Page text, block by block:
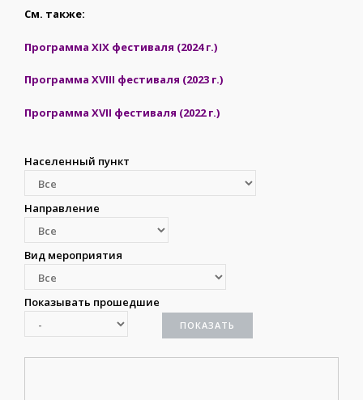
См. также:
Программа XIX фестиваля (2024 г.)
Программа XVIII фестиваля (2023 г.)
Программа XVII фестиваля (2022 г.)
Населенный пункт
Направление
Вид мероприятия
Показывать прошедшие